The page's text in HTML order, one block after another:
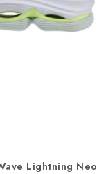
Lightning Neo